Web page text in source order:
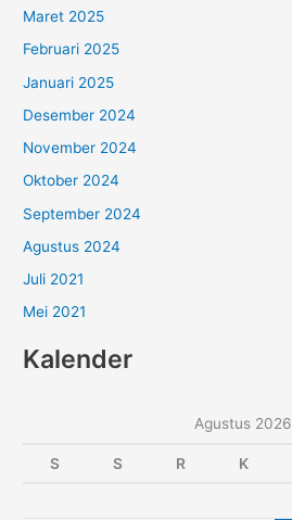
Maret 2025
Februari 2025
Januari 2025
Desember 2024
November 2024
Oktober 2024
September 2024
Agustus 2024
Juli 2021
Mei 2021
Kalender
Agustus 2026
S S R K